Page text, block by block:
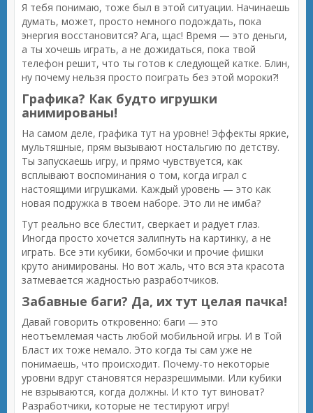
Я тебя понимаю, тоже был в этой ситуации. Начинаешь
думать, может, просто немного подождать, пока
энергия восстановится? Ага, щас! Время — это деньги,
а ты хочешь играть, а не дожидаться, пока твой
телефон решит, что ты готов к следующей катке. Блин,
ну почему нельзя просто поиграть без этой мороки?!
Графика? Как будто игрушки
анимированы!
На самом деле, графика тут на уровне! Эффекты яркие,
мультяшные, прям вызывают ностальгию по детству.
Ты запускаешь игру, и прямо чувствуется, как
всплывают воспоминания о том, когда играл с
настоящими игрушками. Каждый уровень — это как
новая подружка в твоем наборе. Это ли не имба?
Тут реально все блестит, сверкает и радует глаз.
Иногда просто хочется залипнуть на картинку, а не
играть. Все эти кубики, бомбочки и прочие фишки
круто анимированы. Но вот жаль, что вся эта красота
затмевается жадностью разработчиков.
Забавные баги? Да, их тут целая пачка!
Давай говорить откровенно: баги — это
неотъемлемая часть любой мобильной игры. И в Той
Бласт их тоже немало. Это когда ты сам уже не
понимаешь, что происходит. Почему-то некоторые
уровни вдруг становятся неразрешимыми. Или кубики
не взрываются, когда должны. И кто тут виноват?
Разработчики, которые не тестируют игру!